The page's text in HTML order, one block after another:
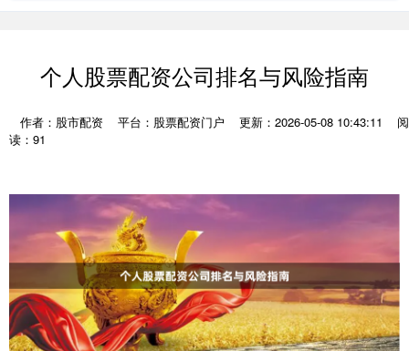
个人股票配资公司排名与风险指南
作者：股市配资 平台：股票配资门户 更新：2026-05-08 10:43:11
阅
读：91